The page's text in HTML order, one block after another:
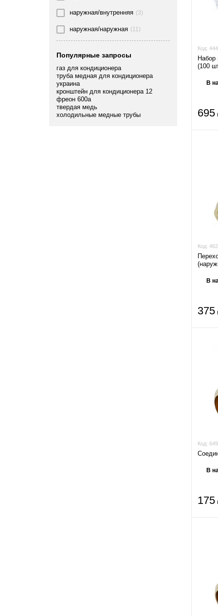
7/8'' (1)
наружная/внутренняя (3)
наружная/наружная (11)
Популярные запросы
газ для кондиционера
труба медная для кондиционера
украина
кронштейн для кондиционера 12
фреон 600a
твердая медь
холодильные медные трубы
Код:
Набор
(100
В
695
Код:
В
375
Код:
В
175